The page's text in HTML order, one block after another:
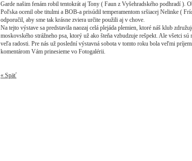
Garde našim fenám robil tentokrát aj Tony ( Faun z Vyšehradského podhradí ).
Poľska ocenil obe titulmi a BOB-a prisúdil temperamentom sršiacej Nelinke (
odporučil, aby sme tak krásne zviera určite použili aj v chove.
Na tejto výstave sa predstavila naozaj celá plejáda plemien, ktoré náš klub
moskovského strážneho psa, ktorý už ako šteňa vzbudzuje rešpekt. Ale všetci
veľa radosti. Pre nás už poslední výstavná sobota v tomto roku bola veľmi
komentárom Vám prinesieme vo Fotogalérii.
« Späť